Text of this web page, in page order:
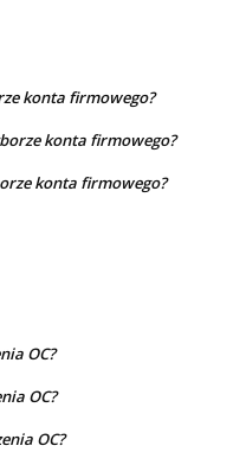
konta firmowego?
konta firmowego?
konta firmowego?
OC?
OC?
OC?